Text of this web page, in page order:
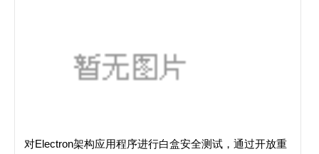
对Electron架构应用程序进行白盒安全测试，通过开放重